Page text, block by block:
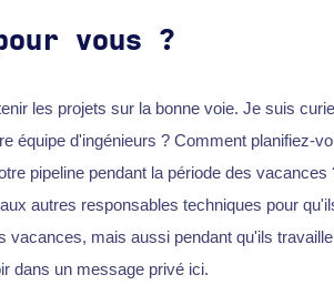
vous ?
les projets sur la bonne voie. Je suis
équipe d'ingénieurs ? Comment planifiez-
pipeline pendant la période des vacances
autres responsables techniques pour
vacances, mais aussi pendant qu'ils
dans un message privé ici.